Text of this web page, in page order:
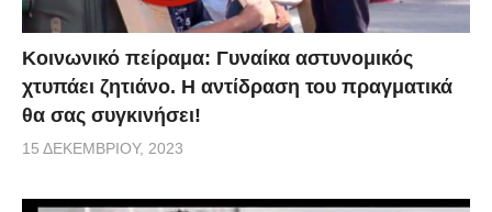
Κοινωνικό πείραμα: Γυναίκα αστυνομικός
χτυπάει ζητιάνο. Η αντίδραση του πραγματικά
θα σας συγκινήσει!
15 ΔΕΚΕΜΒΡΊΟΥ, 2023